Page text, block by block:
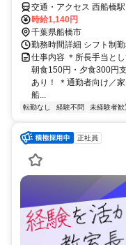
交通・アクセス 西船橋
時給1,140円
千葉県船橋市
勤務時間詳細 シフト制
仕事内容 ＊所長手当と
朝食150円・夕食300円
あり！ ＊通勤者向け／
船...
転勤なし 経験不問 未経験者歓
正社員